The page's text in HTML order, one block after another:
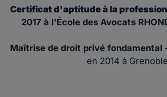
Certificat d'aptitude à la
2017 à l'École des Avocats
Maîtrise de droit privé fondamental
en 2014 à